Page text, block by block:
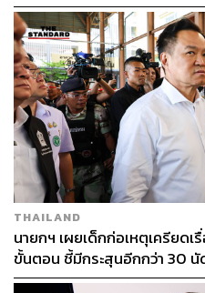
THAILAND
นายกฯ เผยเด็กก่อเหตุเครียดเ
ขั้นตอน ชี้มีกระสุนอีกกว่า 30 นั
สูญเสียเพิ่ม